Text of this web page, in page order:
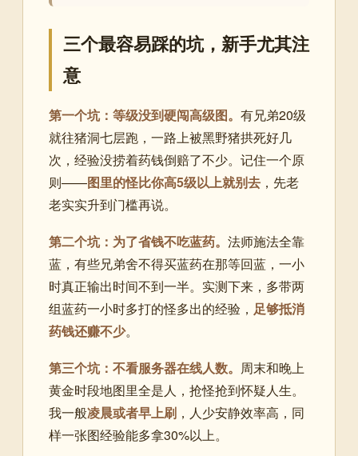
三个最容易踩的坑，新手尤其注
意
第一个坑：等级没到硬闯高级图。 有兄弟20级
就往猪洞七层跑，一路上被黑野猪拱死好几
次，经验没捞着药钱倒赔了不少。记住一个原
则——图里的怪比你高5级以上就别去 ，先老
老实实升到门槛再说。
第二个坑：为了省钱不吃蓝药。 法师施法全靠
蓝，有些兄弟舍不得买蓝药在那等回蓝，一小
时真正输出时间不到一半。实测下来，多带两
组蓝药一小时多打的怪多出的经验， 足够抵消
药钱还赚不少。
第三个坑：不看服务器在线人数。 周末和晚上
黄金时段地图里全是人，抢怪抢到怀疑人生。
我一般凌晨或者早上刷 ，人少安静效率高，同
样一张图经验能多拿30%以上。